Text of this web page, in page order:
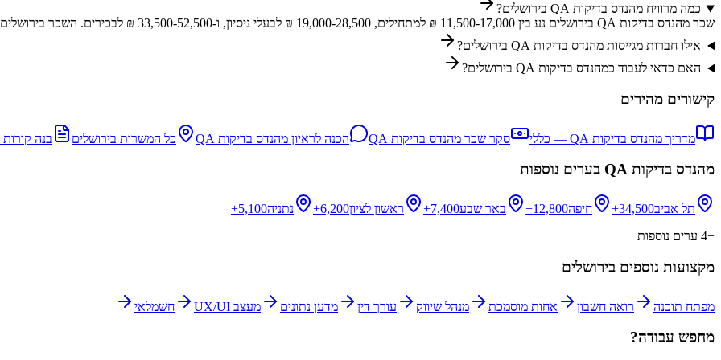
כמה מרוויח מהנדס בדיקות QA בירושלים?
שכר מהנדס בדיקות QA בירושלים נע בין 11,500-17,000 ₪ למתחילים, 19,000-28,500 ₪ לבעלי ניסיון, ו-33,500-52,500 ₪ לבכירים. השכר בירושלים דומה מהממוצע הארצי.
אילו חברות מגייסות מהנדס בדיקות QA בירושלים?
האם כדאי לעבוד כמהנדס בדיקות QA בירושלים?
קישורים מהירים
מדריך מהנדס בדיקות QA — כללי סקר שכר מהנדס בדיקות QA הכנה לראיון מהנדס בדיקות QA כל המשרות בירושלים בנה קורות
מהנדס בדיקות QA בערים נוספות
תל אביב34,500+ חיפה12,800+ באר שבע7,400+ ראשון לציון6,200+ נתניה5,100+
+
4 ערים נוספות
מקצועות נוספים בירושלים
מפתח תוכנה רואה חשבון אחות מוסמכת מנהל שיווק עורך דין מדען נתונים מעצב UX/UI חשמלאי
מחפש עבודה?